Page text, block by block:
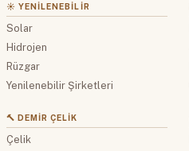
☀️ YENILENEBILIR
Solar
Hidrojen
Rüzgar
Yenilenebilir Şirketleri
🔨 DEMIR ÇELIK
Çelik